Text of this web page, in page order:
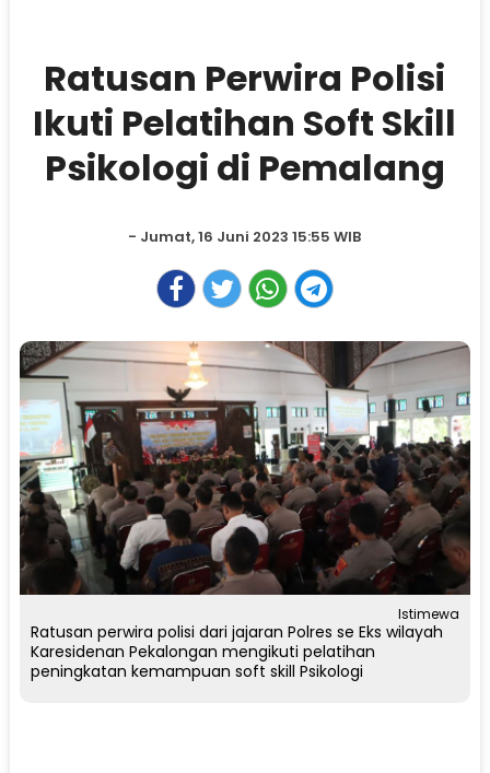
Ratusan Perwira Polisi
Ikuti Pelatihan Soft Skill
Psikologi di Pemalang
- Jumat, 16 Juni 2023 15:55 WIB
Istimewa
Ratusan perwira polisi dari jajaran Polres se Eks wilayah
Karesidenan Pekalongan mengikuti pelatihan
peningkatan kemampuan soft skill Psikologi